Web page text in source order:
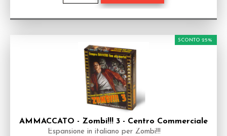
AMMACCATO - Zombi!!! 3 - Centro Commerciale
Espansione in italiano per Zombi!!!
SCONTO 25%